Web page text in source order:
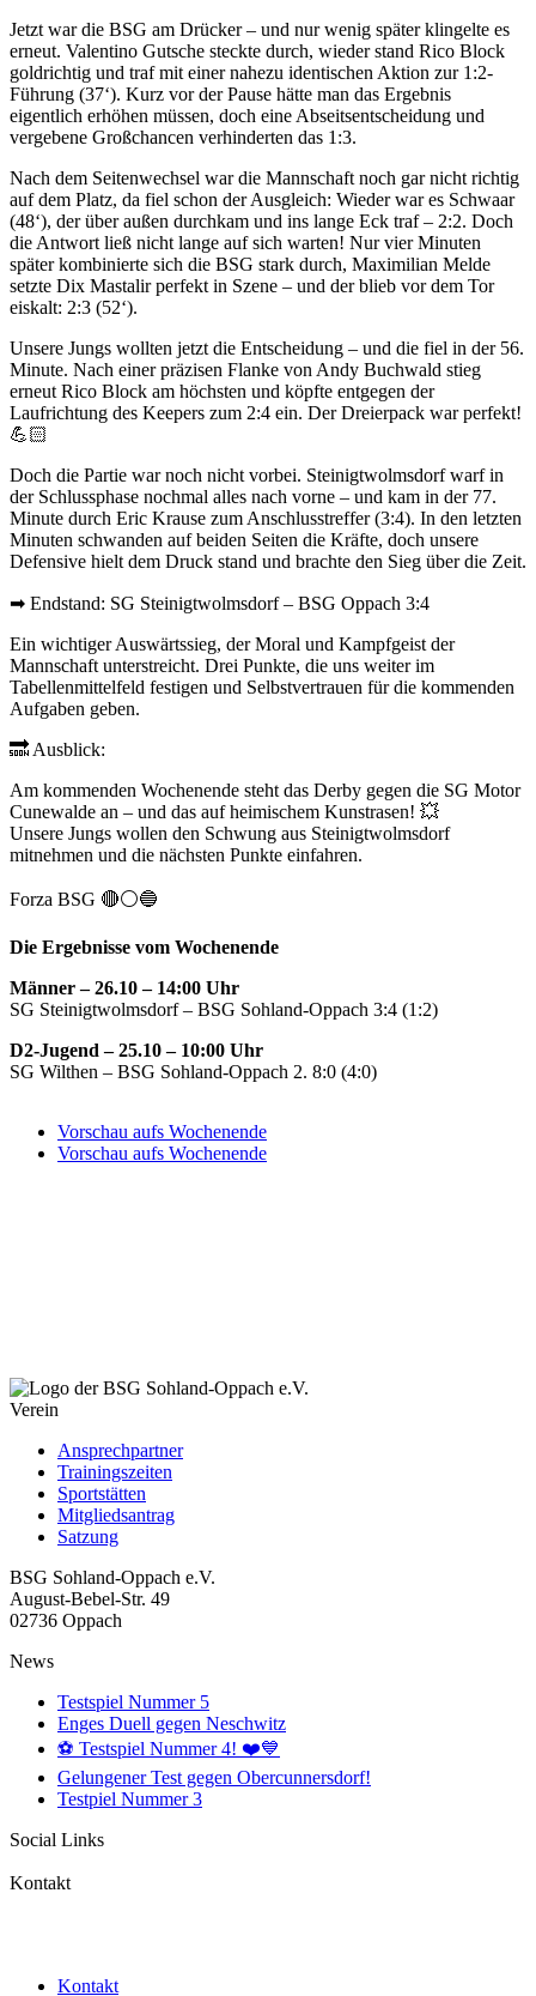
Jetzt war die BSG am Drücker – und nur wenig später klingelte es
erneut. Valentino Gutsche steckte durch, wieder stand Rico Block
goldrichtig und traf mit einer nahezu identischen Aktion zur 1:2-
Führung (37‘). Kurz vor der Pause hätte man das Ergebnis
eigentlich erhöhen müssen, doch eine Abseitsentscheidung und
vergebene Großchancen verhinderten das 1:3.
Nach dem Seitenwechsel war die Mannschaft noch gar nicht richtig
auf dem Platz, da fiel schon der Ausgleich: Wieder war es Schwaar
(48‘), der über außen durchkam und ins lange Eck traf – 2:2. Doch
die Antwort ließ nicht lange auf sich warten! Nur vier Minuten
später kombinierte sich die BSG stark durch, Maximilian Melde
setzte Dix Mastalir perfekt in Szene – und der blieb vor dem Tor
eiskalt: 2:3 (52‘).
Unsere Jungs wollten jetzt die Entscheidung – und die fiel in der 56.
Minute. Nach einer präzisen Flanke von Andy Buchwald stieg
erneut Rico Block am höchsten und köpfte entgegen der
Laufrichtung des Keepers zum 2:4 ein. Der Dreierpack war perfekt!
💪🏻
Doch die Partie war noch nicht vorbei. Steinigtwolmsdorf warf in
der Schlussphase nochmal alles nach vorne – und kam in der 77.
Minute durch Eric Krause zum Anschlusstreffer (3:4). In den letzten
Minuten schwanden auf beiden Seiten die Kräfte, doch unsere
Defensive hielt dem Druck stand und brachte den Sieg über die Zeit.
➡ Endstand: SG Steinigtwolmsdorf – BSG Oppach 3:4
Ein wichtiger Auswärtssieg, der Moral und Kampfgeist der
Mannschaft unterstreicht. Drei Punkte, die uns weiter im
Tabellenmittelfeld festigen und Selbstvertrauen für die kommenden
Aufgaben geben.
🔜 Ausblick:
Am kommenden Wochenende steht das Derby gegen die SG Motor
Cunewalde an – und das auf heimischem Kunstrasen! 💥
Unsere Jungs wollen den Schwung aus Steinigtwolmsdorf
mitnehmen und die nächsten Punkte einfahren.
Forza BSG 🔴⚪🔵
Die Ergebnisse vom Wochenende
Männer – 26.10 – 14:00 Uhr
SG Steinigtwolmsdorf – BSG Sohland-Oppach 3:4 (1:2)
D2-Jugend – 25.10 – 10:00 Uhr
SG Wilthen – BSG Sohland-Oppach 2. 8:0 (4:0)
Vorschau aufs Wochenende
Vorschau aufs Wochenende
Verein
Ansprechpartner
Trainingszeiten
Sportstätten
Mitgliedsantrag
Satzung
BSG Sohland-Oppach e.V.
August-Bebel-Str. 49
02736 Oppach
News
Testspiel Nummer 5
Enges Duell gegen Neschwitz
⚽️ Testspiel Nummer 4! ❤️💙
Gelungener Test gegen Obercunnersdorf!
Testpiel Nummer 3
Social Links
Kontakt
Kontakt